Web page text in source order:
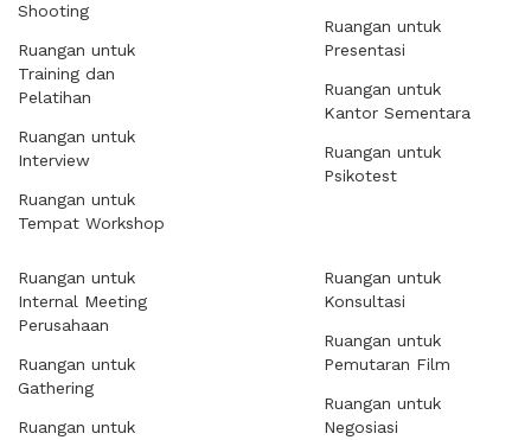
Shooting
Ruangan untuk
Training dan
Pelatihan
Ruangan untuk
Interview
Ruangan untuk
Tempat Workshop
Ruangan untuk
Presentasi
Ruangan untuk
Kantor Sementara
Ruangan untuk
Psikotest
Ruangan untuk
Internal Meeting
Perusahaan
Ruangan untuk
Gathering
Ruangan untuk
Ruangan untuk
Konsultasi
Ruangan untuk
Pemutaran Film
Ruangan untuk
Negosiasi